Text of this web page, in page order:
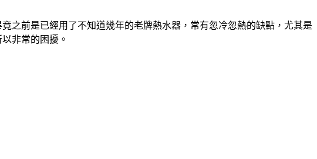
之前是已經用了不知道幾年的老牌熱水器，常有忽冷忽熱的缺點，尤其是
非常的困擾。